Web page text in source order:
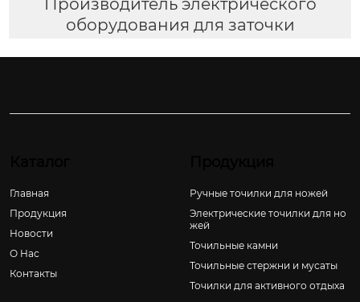
Производитель электрического
оборудования для заточки
Главная
Продукция
Новости
О Hас
Контакты
Ручные точилки для ножей
Электрические точилки для но
жей
Точильные камни
Точильные стержни и мусаты
Точилки для активного отдыха